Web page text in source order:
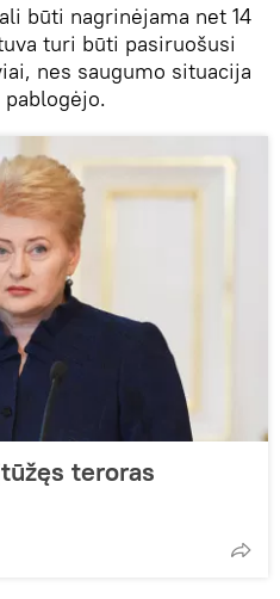
būti nagrinėjama net 14
turi būti pasiruošusi
nes saugumo situacija
teroras